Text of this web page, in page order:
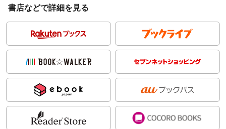
書店などで詳細を見る